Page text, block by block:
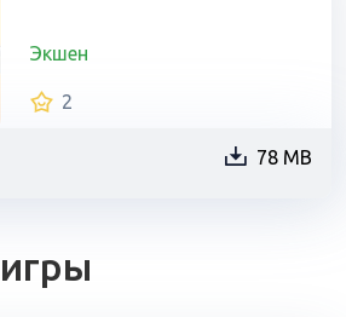
Экшен
2
78 MB